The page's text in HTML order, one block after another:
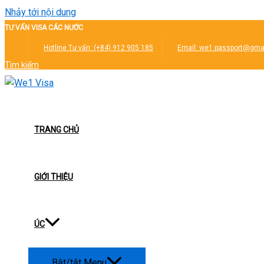
Nhảy tới nội dung
TƯVẤN VISA CÁC NƯỚC
Hotline Tư vấn: (+84) 912 905 185 Email:
Tìm kiếm
TRANG CHỦ
GIỚI THIỆU
ÚC